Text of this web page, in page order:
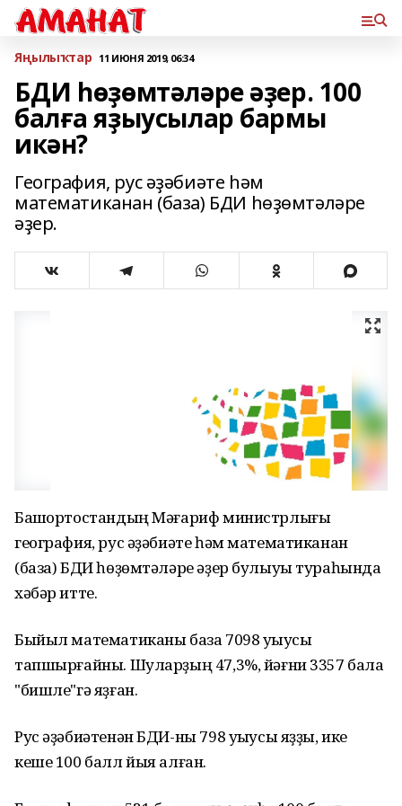
Яңылыҡтар 11 ИЮНЯ 2019, 06:34
БДИ һөҙөмтәләре әҙер. 100
балға яҙыусылар бармы
икән?
География, рус әҙәбиәте һәм
математиканан (база) БДИ һөҙөмтәләре
әҙер.
Башҡортостандың Мәғариф министрлығы
география, рус әҙәбиәте һәм математиканан
(база) БДИ һөҙөмтәләре әҙер булыуы тураһында
хәбәр итте.
Быйыл математиканы база 7098 уҡыусы
тапшырғайны. Шуларҙың 47,3%, йәғни 3357 бала
"бишле"гә яҙған.
Рус әҙәбиәтенән БДИ-ны 798 уҡыусы яҙҙы, ике
кеше 100 балл йыя алған.